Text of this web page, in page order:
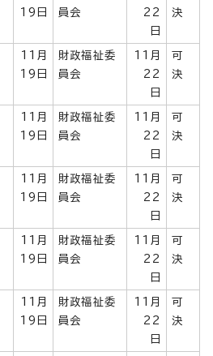
19日
員会
22
日
決
11月
19日
財政福祉委
員会
11月
22
日
可
決
11月
19日
財政福祉委
員会
11月
22
日
可
決
11月
19日
財政福祉委
員会
11月
22
日
可
決
11月
19日
財政福祉委
員会
11月
22
日
可
決
11月
19日
財政福祉委
員会
11月
22
日
可
決